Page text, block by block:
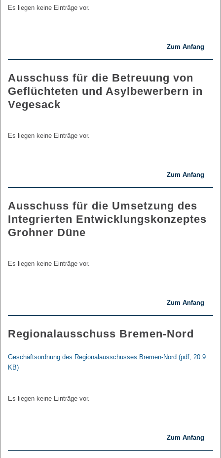
Es liegen keine Einträge vor.
Zum Anfang
Ausschuss für die Betreuung von
Geflüchteten und Asylbewerbern in
Vegesack
Es liegen keine Einträge vor.
Zum Anfang
Ausschuss für die Umsetzung des
Integrierten Entwicklungskonzeptes
Grohner Düne
Es liegen keine Einträge vor.
Zum Anfang
Regionalausschuss Bremen-Nord
Geschäftsordnung des Regionalausschusses Bremen-Nord (pdf, 20.9
KB)
Es liegen keine Einträge vor.
Zum Anfang